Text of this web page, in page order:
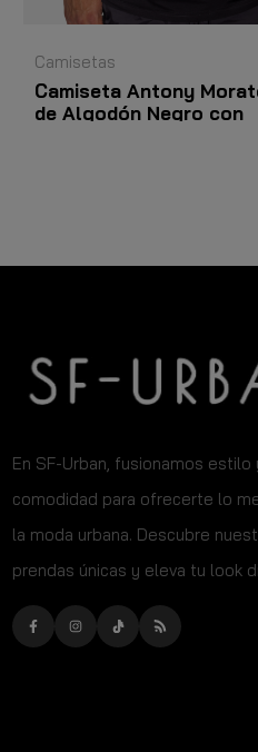
Camisetas
Camiseta Antony
de Algodón Negro con
​En SF-Urban, fusionamos estilo
comodidad para ofrecerte lo
la moda urbana. Descubre
prendas únicas y eleva tu look